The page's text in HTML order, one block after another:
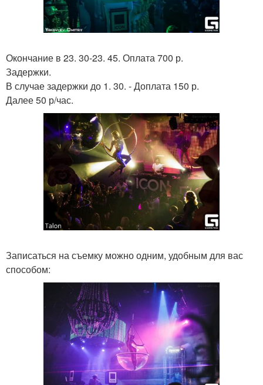
Окончание в 23. 30-23. 45. Оплата 700 р.
Задержки.
В случае задержки до 1. 30. - Доплата 150 р.
Далее 50 р/час.
Записаться на съемку можно одним, удобным для вас
способом: